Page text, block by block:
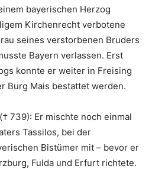
bayerischen Herzog
Kirchenrecht verbotene
seines verstorbenen Bruders
Bayern verlassen. Erst
konnte er weiter in Freising
Burg Mais bestattet werden.
739): Er mischte noch einmal
Tassilos, bei der
Bistümer mit – bevor er
Fulda und Erfurt richtete.